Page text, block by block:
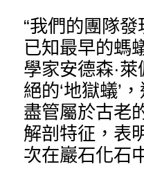
“我們的團隊
已知最早的螞
學家安德森·
絕的‘地獄蟻’
盡管屬於古老
解剖特征，表
次在巖石化石